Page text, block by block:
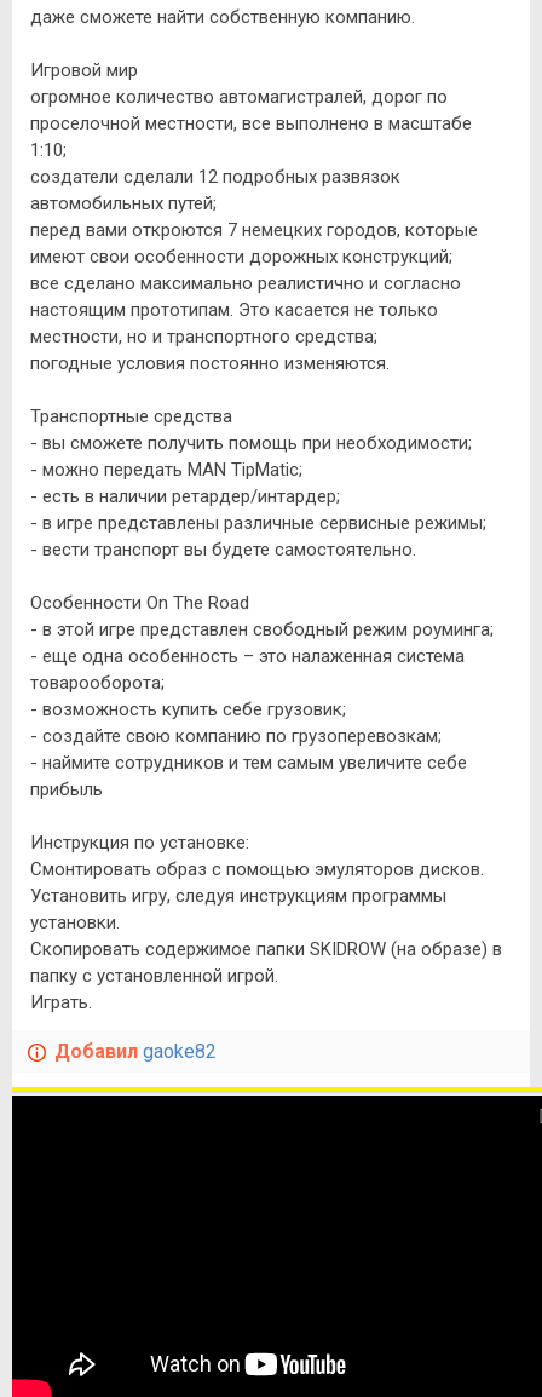
даже сможете найти собственную компанию.
Игровой мир
огромное количество автомагистралей, дорог по
проселочной местности, все выполнено в масштабе
1:10;
создатели сделали 12 подробных развязок
автомобильных путей;
перед вами откроются 7 немецких городов, которые
имеют свои особенности дорожных конструкций;
все сделано максимально реалистично и согласно
настоящим прототипам. Это касается не только
местности, но и транспортного средства;
погодные условия постоянно изменяются.
Транспортные средства
- вы сможете получить помощь при необходимости;
- можно передать MAN TipMatic;
- есть в наличии ретардер/интардер;
- в игре представлены различные сервисные режимы;
- вести транспорт вы будете самостоятельно.
Особенности On The Road
- в этой игре представлен свободный режим роуминга;
- еще одна особенность – это налаженная система
товарооборота;
- возможность купить себе грузовик;
- создайте свою компанию по грузоперевозкам;
- наймите сотрудников и тем самым увеличите себе
прибыль
Инструкция по установке:
Смонтировать образ с помощью эмуляторов дисков.
Установить игру, следуя инструкциям программы
установки.
Скопировать содержимое папки SKIDROW (на образе) в
папку с установленной игрой.
Играть.
Добавил gaoke82